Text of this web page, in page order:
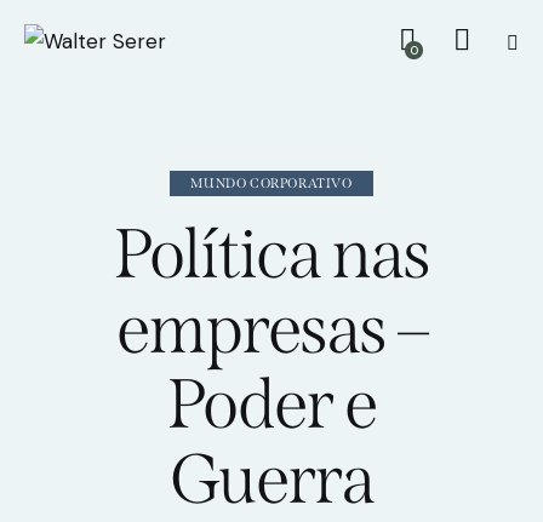
0
MUNDO CORPORATIVO
Política nas
empresas –
Poder e
Guerra